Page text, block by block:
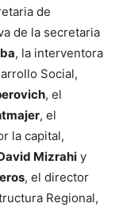
de
de la secretaria
, la interventora
Social,
, el
, el
la capital,
Mizrahi y
, el director
Regional,